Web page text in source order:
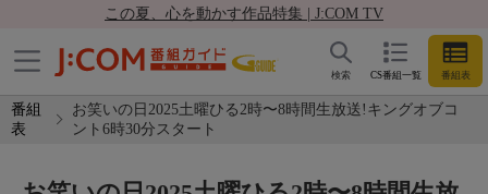
この夏、心を動かす作品特集 | J:COM TV
CS番組一覧 番組表
検索
番組
表
お笑いの日2025土曜ひる2時〜8時間生放送!キングオブコ
ント6時30分スタート